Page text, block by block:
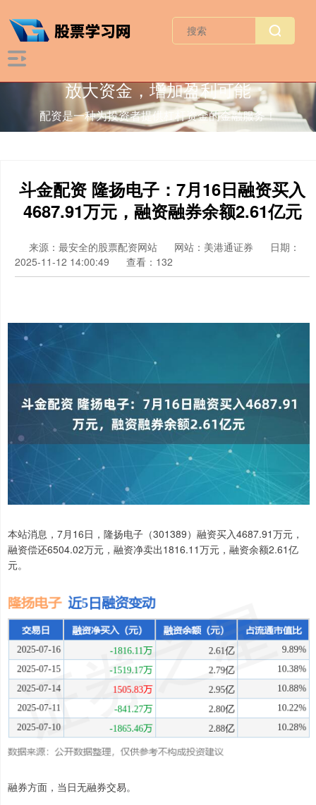
放大资金，增加盈利可能
配资是一种为投资者提供杠杆资金的金融服务！
斗金配资 隆扬电子：7月16日融资买入
4687.91万元，融资融券余额2.61亿元
来源：最安全的股票配资网站 网站：美港通证券
日期：
2025-11-12 14:00:49
查看：132
本站消息，7月16日，隆扬电子（301389）融资买入4687.91万元，
融资偿还6504.02万元，融资净卖出1816.11万元，融资余额2.61亿
元。
融券方面，当日无融券交易。